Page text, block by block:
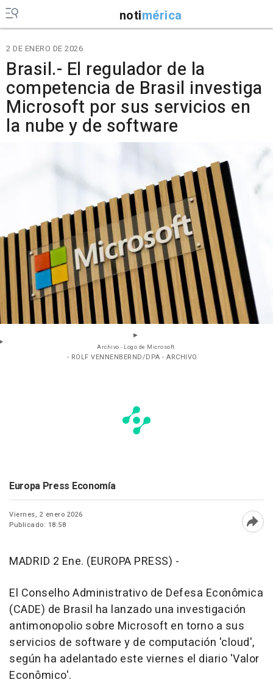
notimérica
2 DE ENERO DE 2026
Brasil.- El regulador de la
competencia de Brasil investiga
Microsoft por sus servicios en
la nube y de software
Archivo - Logo de Microsoft.
- ROLF VENNENBERND/DPA - ARCHIVO
Europa Press Economía
Viernes, 2 enero 2026
Publicado: 18:58
MADRID 2 Ene. (EUROPA PRESS) -
El Conselho Administrativo de Defesa Econômica
(CADE) de Brasil ha lanzado una investigación
antimonopolio sobre Microsoft en torno a sus
servicios de software y de computación 'cloud',
según ha adelantado este viernes el diario 'Valor
Econômico'.